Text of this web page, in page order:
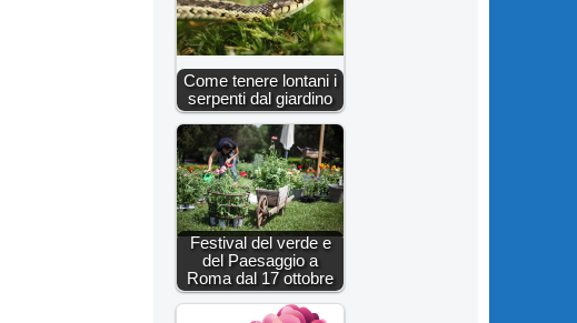
Come tenere lontani i
serpenti dal giardino
Festival del verde e
del Paesaggio a
Roma dal 17 ottobre